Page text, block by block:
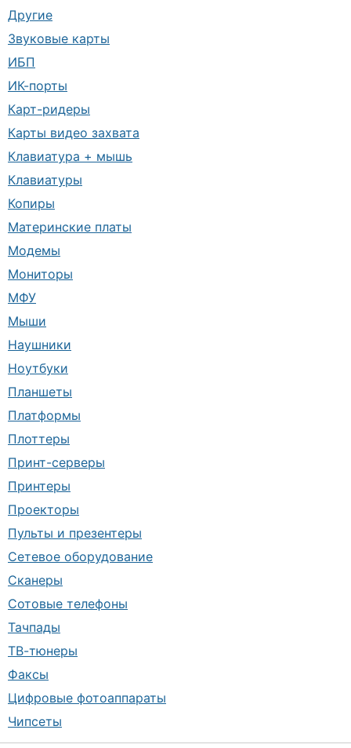
Другие
Звуковые карты
ИБП
ИК-порты
Карт-ридеры
Карты видео захвата
Клавиатура + мышь
Клавиатуры
Копиры
Материнские платы
Модемы
Мониторы
МФУ
Мыши
Наушники
Ноутбуки
Планшеты
Платформы
Плоттеры
Принт-серверы
Принтеры
Проекторы
Пульты и презентеры
Сетевое оборудование
Сканеры
Сотовые телефоны
Тачпады
ТВ-тюнеры
Факсы
Цифровые фотоаппараты
Чипсеты